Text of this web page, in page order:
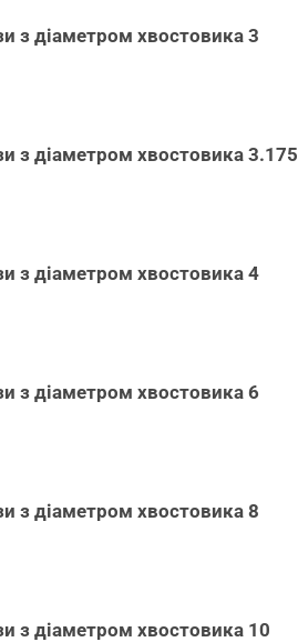
з діаметром хвостовика 3
з діаметром хвостовика 3.175
з діаметром хвостовика 4
з діаметром хвостовика 6
з діаметром хвостовика 8
з діаметром хвостовика 10